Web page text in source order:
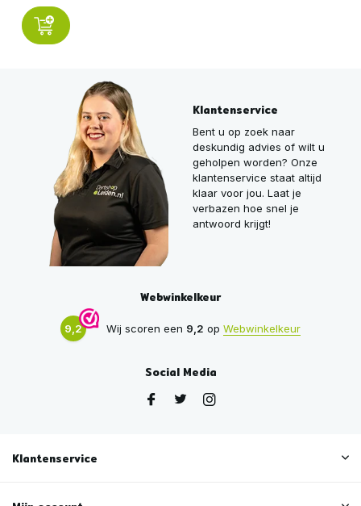
Klantenservice
Bent u op zoek naar
deskundig advies of wilt u
geholpen worden? Onze
klantenservice staat altijd
klaar voor jou. Laat je
verbazen hoe snel je
antwoord krijgt!
Webwinkelkeur
9,2 Wij scoren een 9,2 op Webwinkelkeur
Social Media
Klantenservice